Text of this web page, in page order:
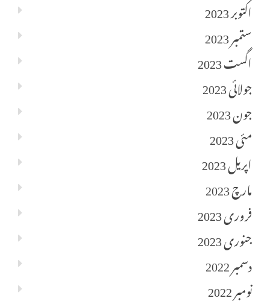
اکتوبر 2023
ستمبر 2023
اگست 2023
جولائی 2023
جون 2023
مئی 2023
اپریل 2023
مارچ 2023
فروری 2023
جنوری 2023
دسمبر 2022
نومبر 2022